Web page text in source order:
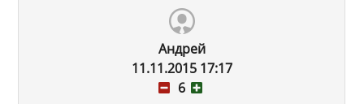
Андрей
11.11.2015 17:17
6